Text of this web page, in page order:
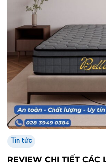
Tin tức
REVIEW CHI TIẾT CÁC